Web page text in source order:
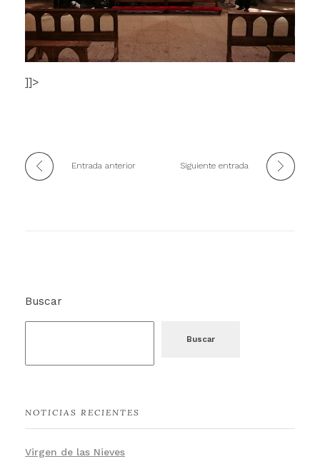
]]>
Entrada anterior Siguiente entrada
Buscar
Buscar
NOTICIAS RECIENTES
Virgen de las Nieves